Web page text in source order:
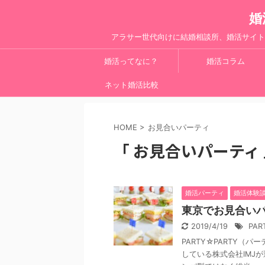
アラサー世代向けに結婚相談所、婚活サイ
婚活ってなに？ 婚活コラム
ネット婚活比較
HOME > お見合いパーティ
「 お見合いパーテ
婚活パーティ 婚活体験談
東京でお見合い
2019/4/19
PARTY☆PARTY（パー
している株式会社IMJ